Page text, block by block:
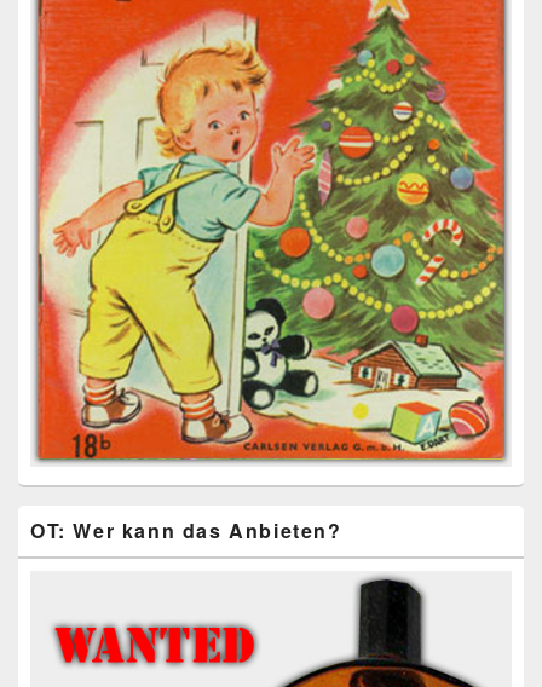
OT: Wer kann das Anbieten?